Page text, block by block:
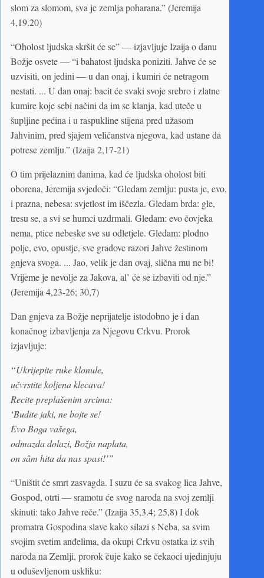
slom za slomom, sva je zemlja poharana.” (Jeremija
4,19.20)
“Oholost ljudska skršit će se” — izjavljuje Izaija o danu
Božje osvete — “i bahatost ljudska poniziti. Jahve će se
uzvisiti, on jedini — u dan onaj, i kumiri će netragom
nestati. ... U dan onaj: bacit će svaki svoje srebro i zlatne
kumire koje sebi načini da im se klanja, kad uteče u
šupljine pećina i u raspukline stijena pred užasom
Jahvinim, pred sjajem veličanstva njegova, kad ustane da
potrese zemlju.” (Izaija 2,17-21)
O tim prijelaznim danima, kad će ljudska oholost biti
oborena, Jeremija svjedoči: “Gledam zemlju: pusta je, evo,
i prazna, nebesa: svjetlost im iščezla. Gledam brda: gle,
tresu se, a svi se humci uzdrmali. Gledam: evo čovjeka
nema, ptice nebeske sve su odletjele. Gledam: plodno
polje, evo, opustje, sve gradove razori Jahve žestinom
gnjeva svoga. ... Jao, velik je dan ovaj, slična mu ne bi!
Vrijeme je nevolje za Jakova, al’ će se izbaviti od nje.”
(Jeremija 4,23-26; 30,7)
Dan gnjeva za Božje neprijatelje istodobno je i dan
konačnog izbavljenja za Njegovu Crkvu. Prorok
izjavljuje:
“Ukrijepite ruke klonule,
učvrstite koljena klecava!
Recite preplašenim srcima:
‘Budite jaki, ne bojte se!
Evo Boga vašega,
odmazda dolazi, Božja naplata,
on sâm hita da nas spasi!’”
“Uništit će smrt zasvagda. I suzu će sa svakog lica Jahve,
Gospod, otrti — sramotu će svog naroda na svoj zemlji
skinuti: tako Jahve reče.” (Izaija 35,3.4; 25,8) I dok
promatra Gospodina slave kako silazi s Neba, sa svim
svojim svetim anđelima, da okupi Crkvu ostatka iz svih
naroda na Zemlji, prorok čuje kako se čekaoci ujedinjuju
u oduševljenom uskliku: